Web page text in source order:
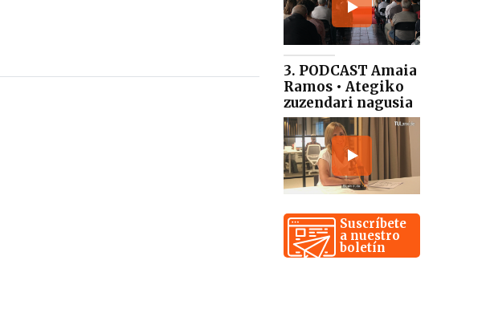
3. PODCAST Amaia
Ramos • Ategiko
zuzendari nagusia
Suscríbete
a nuestro
boletín